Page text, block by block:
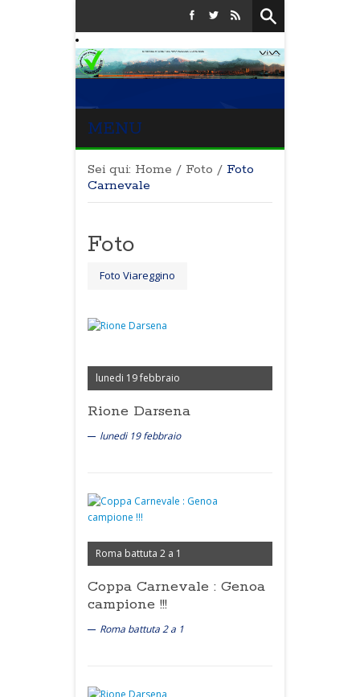
MENU
Sei qui: Home / Foto / Foto
Carnevale
Foto
Foto Viareggino
lunedi 19 febbraio
Rione Darsena
lunedi 19 febbraio
Roma battuta 2 a 1
Coppa Carnevale : Genoa
campione !!!
Roma battuta 2 a 1